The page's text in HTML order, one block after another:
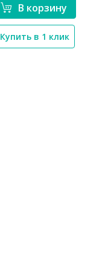
В корзину
Купить в 1 клик